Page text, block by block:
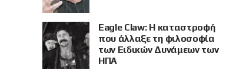
Eagle Claw: Η καταστροφή
που άλλαξε τη φιλοσοφία
των Ειδικών Δυνάμεων των
ΗΠΑ